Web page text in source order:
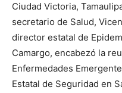
Ciudad Victoria,
secretario de Salud,
director estatal de
Camargo, encabezó la
Enfermedades
Estatal de Seguridad en